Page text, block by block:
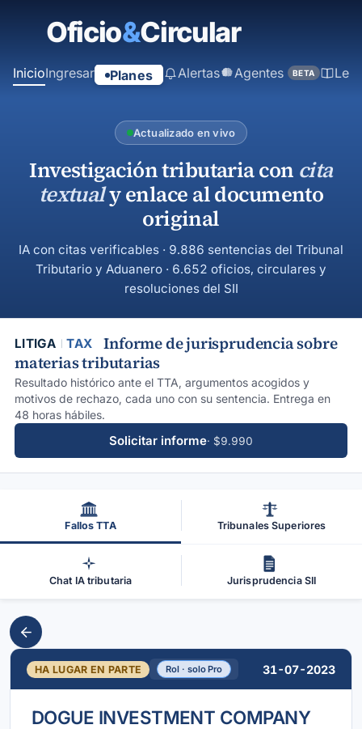
principal
InicioIngresar Planes Alertas Agentes BETA
Actualizado en vivo
Investigación tributaria con cita
textualy enlace al documento
original
IA con citas verificables · 9.886 sentencias del Tribunal
Tributario y Aduanero · 6.652 oficios, circulares y
resoluciones del SII
LITIGA TAX
Informe de jurisprudencia sobre
materias tributarias
Resultado histórico ante el TTA, argumentos acogidos y
motivos de rechazo, cada uno con su sentencia. Entrega en
48 horas hábiles.
Solicitar informe· $9.990
Fallos TTA Tribunales Superiores
Chat IA tributaria Jurisprudencia SII
HA LUGAR EN PARTE Rol · solo Pro 31-07-2023
DOGUE INVESTMENT COMPANY